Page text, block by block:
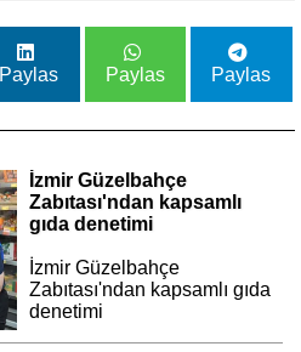
Paylas Paylas Paylas
İzmir Güzelbahçe
Zabıtası'ndan kapsamlı
gıda denetimi
İzmir Güzelbahçe
Zabıtası'ndan kapsamlı gıda
denetimi